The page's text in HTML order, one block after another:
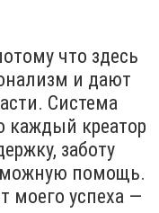
что здесь
и дают
Система
каждый креатор
заботу
помощь.
моего успеха —